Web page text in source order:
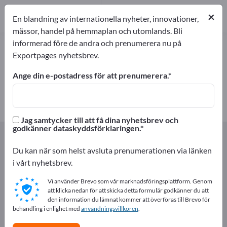
Elektroniska leksaker – hitta
tillverkare och leverantörer
2
2
Exportpages Presenter & Smycken
Elektroniska leksaker
Annonsera gratis på Exportpages!
Behov – Erbjudanden – Begagnade varor –
Affärskontakter >> börja här
×
En blandning av internationella nyheter, innovationer,
mässor, handel på hemmaplan och utomlands. Bli
informerad före de andra och prenumerera nu på
Exportpages nyhetsbrev.
Ange din e-postadress för att prenumerera.
Jag samtycker till att få dina nyhetsbrev och
godkänner dataskyddsförklaringen.
Du kan när som helst avsluta prenumerationen via länken
i vårt nyhetsbrev.
Vi använder Brevo som vår marknadsföringsplattform. Genom
att klicka nedan för att skicka detta formulär godkänner du att
den information du lämnat kommer att överföras till Brevo för
behandling i enlighet med användningsvillkoren.